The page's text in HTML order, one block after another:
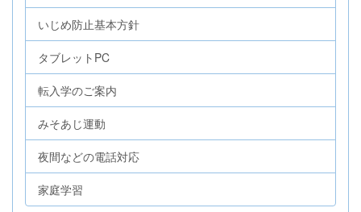
いじめ防止基本方針
タブレットPC
転入学のご案内
みそあじ運動
夜間などの電話対応
家庭学習